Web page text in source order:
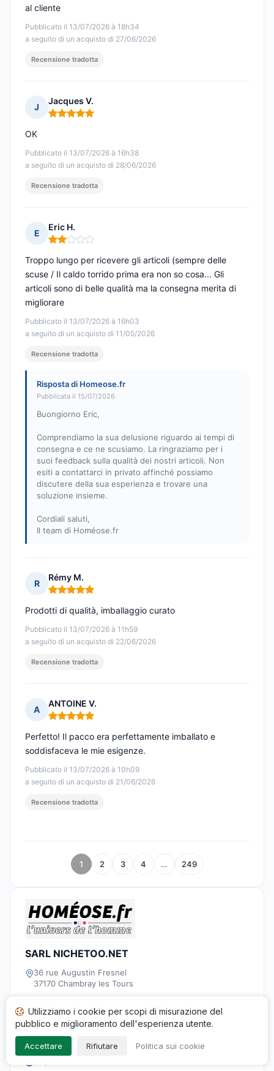
Pubblicato il 13/07/2026 à 18h34
a seguito di un acquisto di 27/06/2026
al cliente
Recensione tradotta
J
Jacques V.
Nota: 5 su 5
Pubblicato il 13/07/2026 à 16h38
a seguito di un acquisto di 28/06/2026
OK
Recensione tradotta
E
Eric H.
Nota: 2 su 5
Pubblicato il 13/07/2026 à 16h03
a seguito di un acquisto di 11/05/2026
Troppo lungo per ricevere gli articoli (sempre delle
scuse / Il caldo torrido prima era non so cosa... Gli
articoli sono di belle qualità ma la consegna merita di
migliorare
Recensione tradotta
Risposta di Homeose.fr
Pubblicata il 15/07/2026
Buongiorno Eric,
Comprendiamo la sua delusione riguardo ai tempi di
consegna e ce ne scusiamo. La ringraziamo per i
suoi feedback sulla qualità dei nostri articoli. Non
esiti a contattarci in privato affinché possiamo
discutere della sua esperienza e trovare una
soluzione insieme.
Cordiali saluti,
Il team di Homéose.fr
R
Rémy M.
Nota: 5 su 5
Pubblicato il 13/07/2026 à 11h59
a seguito di un acquisto di 22/06/2026
Prodotti di qualità, imballaggio curato
Recensione tradotta
A
ANTOINE V.
Nota: 5 su 5
Pubblicato il 13/07/2026 à 10h09
a seguito di un acquisto di 21/06/2026
Perfetto! Il pacco era perfettamente imballato e
soddisfaceva le mie esigenze.
Recensione tradotta
1 2 3 4 … 249
SARL NICHETOO.NET
36 rue Augustin Fresnel
37170 Chambray les Tours
service_clients@homeose.fr
44940377300046
Utilizziamo i cookie per scopi di misurazione del
pubblico e miglioramento dell'esperienza utente.
Accettare Rifiutare Politica sui cookie